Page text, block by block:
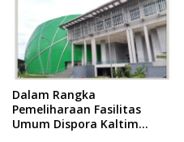
Dalam Rangka
Pemeliharaan Fasilitas
Umum Dispora Kaltim